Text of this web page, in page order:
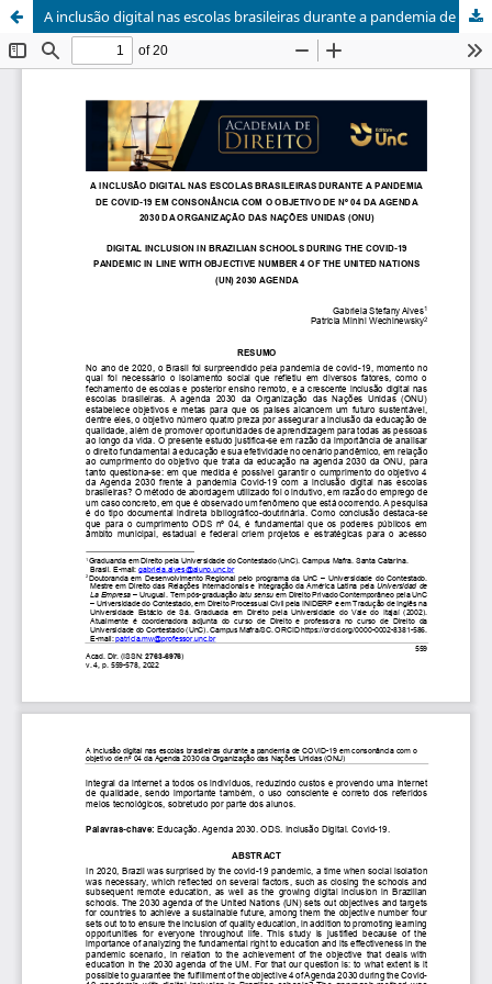
A inclusão digital nas escolas brasileiras durante a pandemia de COVID-19 em consonância com o objetivo de nº 04 da Agenda 2030 da Organização das Nações Unidas (ONU)